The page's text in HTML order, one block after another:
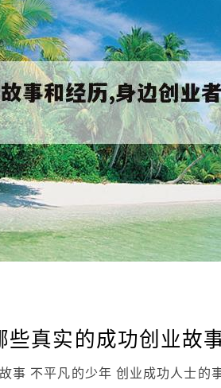
真实的成功创业故
事 不平凡的少年 创业成功人士的